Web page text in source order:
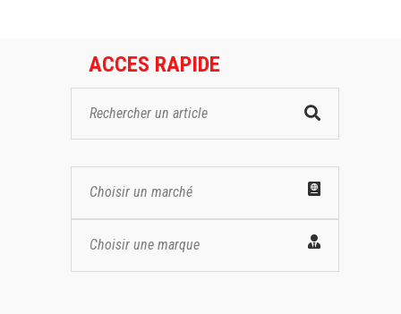
ACCES RAPIDE
Choisir un marché
Choisir une marque